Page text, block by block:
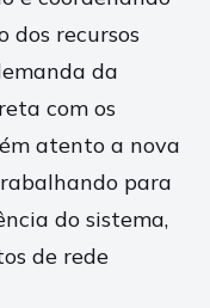
dos recursos
da
com os
atento a nova
para
do sistema,
de rede